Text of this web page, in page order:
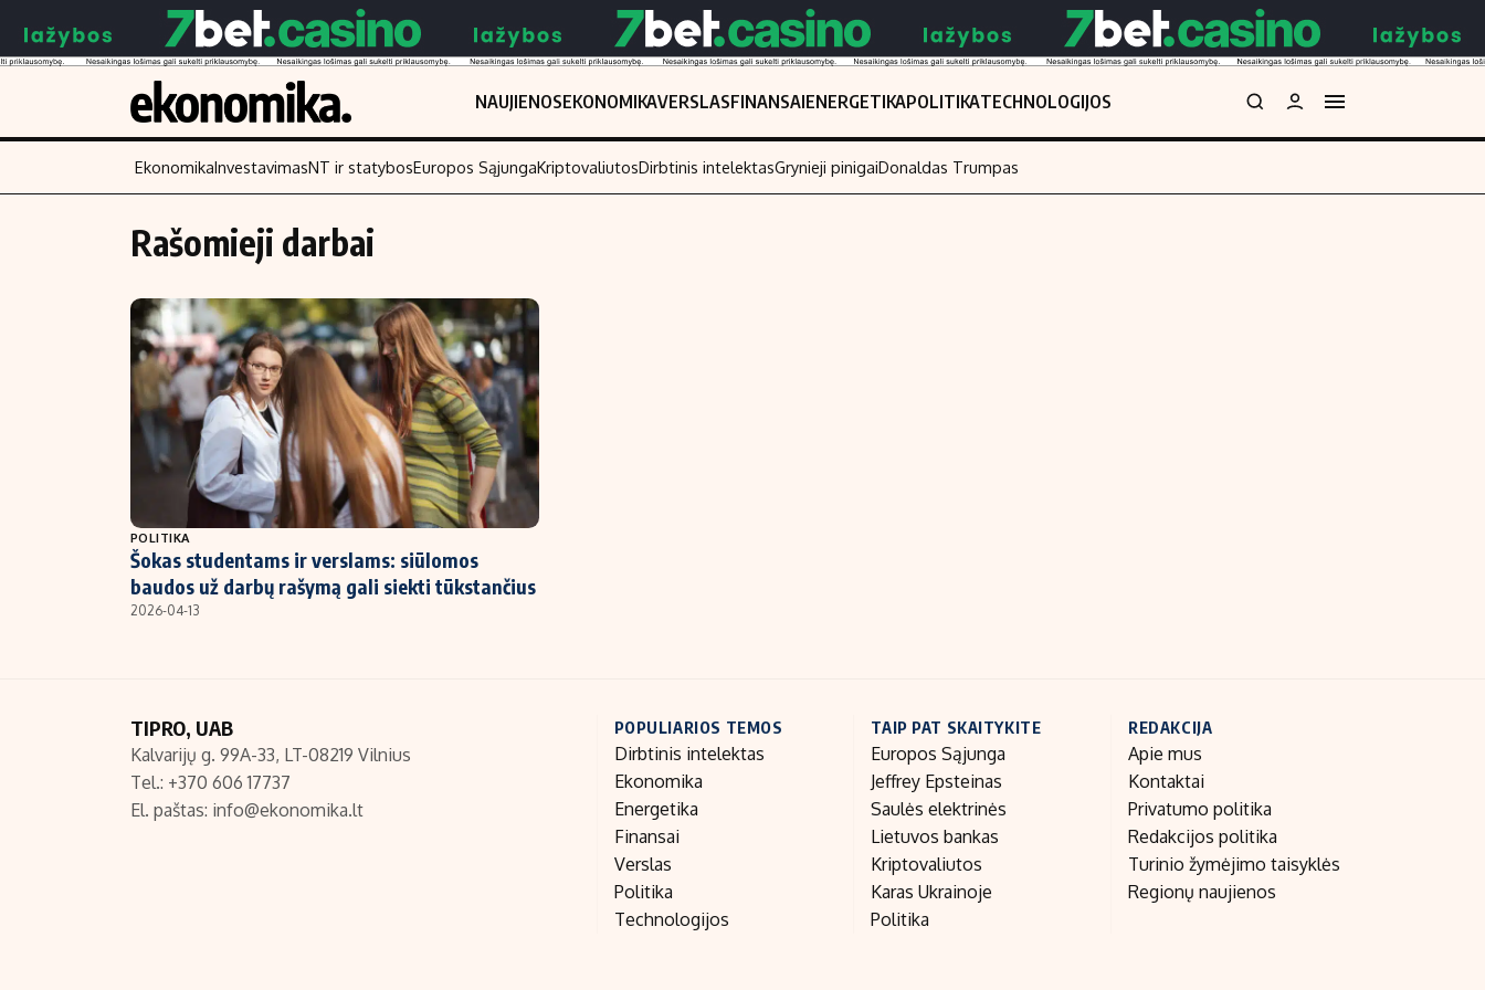
NAUJIENOSEKONOMIKAVERSLASFINANSAIENERGETIKAPOLITIKATECHNOLOGIJOS
Turinys
Naujienos
Aplinka
Verslas
Energetika
Ekonomika
NT ir statybos
Skaitykite
Finansai
Įmonės
Žemės ūkis
Technologijos
Laisvalaikis
EkonomikaInvestavimasNT ir statybosEuropos SąjungaKriptovaliutosDirbtinis intelektasGrynieji pinigaiDonaldas Trumpas
Rašomieji darbai
POLITIKA
Šokas studentams ir verslams: siūlomos
baudos už darbų rašymą gali siekti tūkstančius
2026-04-13
TIPRO, UAB
Kalvarijų g. 99A-33, LT-08219 Vilnius
Tel.: +370 606 17737
El. paštas: info@ekonomika.lt
POPULIARIOS TEMOS
Dirbtinis intelektas
Ekonomika
Energetika
Finansai
Verslas
Politika
Technologijos
TAIP PAT SKAITYKITE
Europos Sąjunga
Jeffrey Epsteinas
Saulės elektrinės
Lietuvos bankas
Kriptovaliutos
Karas Ukrainoje
Politika
REDAKCIJA
Apie mus
Kontaktai
Privatumo politika
Redakcijos politika
Turinio žymėjimo taisyklės
Regionų naujienos